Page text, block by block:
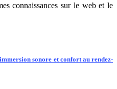
connaissances sur le web et le
sonore et confort au rendez-